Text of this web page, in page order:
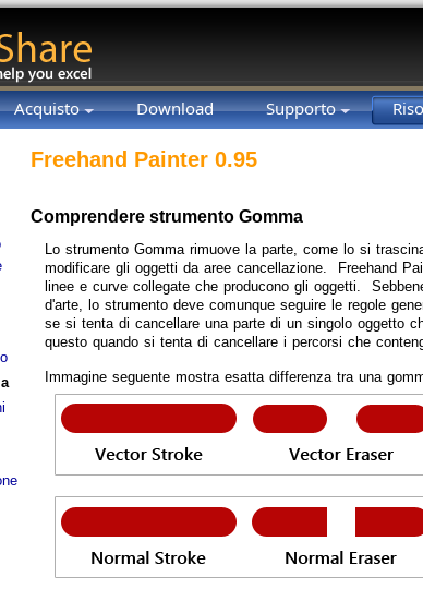
Acquisto Download Supporto
Freehand Painter 0.95
Comprendere strumento Gomma
Lo strumento Gomma rimuove la parte, come lo si
modificare gli oggetti da aree cancellazione. Freehand
linee e curve collegate che producono gli oggetti.
d'arte, lo strumento deve comunque seguire le regole
se si tenta di cancellare una parte di un singolo oggetto
questo quando si tenta di cancellare i percorsi che
Immagine seguente mostra esatta differenza tra una